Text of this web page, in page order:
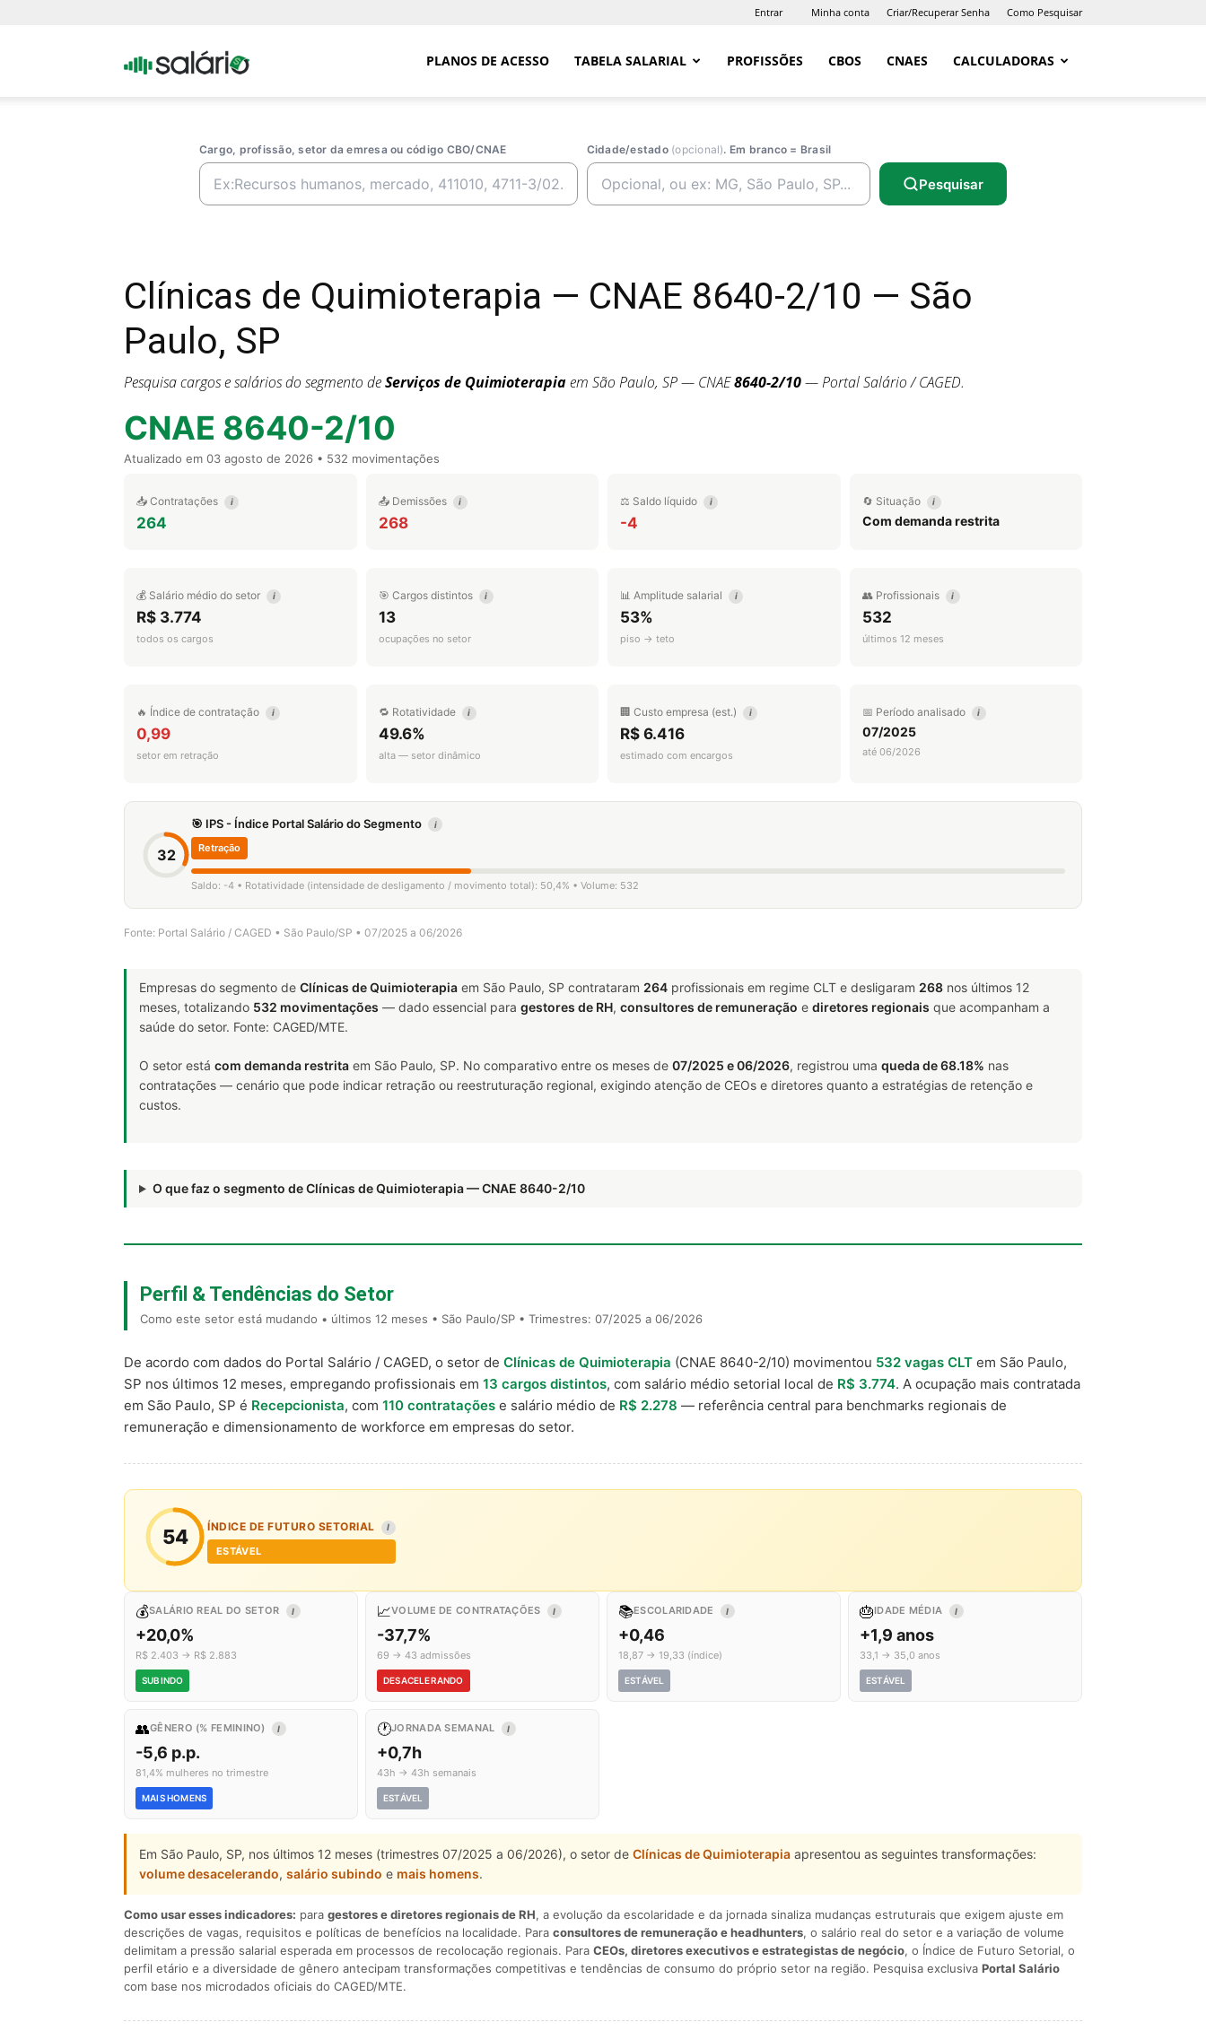
Entrar Minha conta Criar/Recuperar Senha Como Pesquisar
Portal PLANOS DE ACESSO TABELA SALARIAL PROFISSÕES CBOS CNAES CALCULADORAS
Cargo, profissão, setor da emresa ou código CBO/CNAE Cidade/estado (opcional). Em branco = Brasil
Pesquisar
Clínicas de Quimioterapia — CNAE 8640-2/10 — São
Paulo, SP
Pesquisa cargos e salários do segmento deServiços de Quimioterapiaem São Paulo, SP — CNAE8640-2/10— Portal Salário / CAGED.
CNAE 8640-2/10
Atualizado em 03 agosto de 2026 • 532 movimentações
📥 Contratações i
264
📤 Demissões i
268
⚖️ Saldo líquido i
-4
🔄 Situação i
Com demanda restrita
💰 Salário médio do setor i
R$ 3.774
todos os cargos
🎯 Cargos distintos i
13
ocupações no setor
📊 Amplitude salarial i
53%
piso → teto
👥 Profissionais i
532
últimos 12 meses
🔥 Índice de contratação i
0,99
setor em retração
🔁 Rotatividade i
49.6%
alta — setor dinâmico
🏢 Custo empresa (est.) i
R$ 6.416
estimado com encargos
📅 Período analisado i
07/2025
até 06/2026
32
🎯 IPS - Índice Portal Salário do Segmento i
Retração
Saldo: -4 • Rotatividade (intensidade de desligamento / movimento total): 50,4% • Volume: 532
Fonte: Portal Salário / CAGED • São Paulo/SP • 07/2025 a 06/2026
Empresas do segmento de Clínicas de Quimioterapia em São Paulo, SP contrataram 264 profissionais em regime CLT e desligaram 268 nos últimos 12
meses, totalizando 532 movimentações — dado essencial para gestores de RH, consultores de remuneração e diretores regionais que acompanham a
saúde do setor. Fonte: CAGED/MTE.
O setor está com demanda restrita em São Paulo, SP. No comparativo entre os meses de 07/2025 e 06/2026, registrou uma queda de 68.18% nas
contratações — cenário que pode indicar retração ou reestruturação regional, exigindo atenção de CEOs e diretores quanto a estratégias de retenção e
custos.
O que faz o segmento de Clínicas de Quimioterapia — CNAE 8640-2/10
Perfil & Tendências do Setor
Como este setor está mudando • últimos 12 meses • São Paulo/SP • Trimestres: 07/2025 a 06/2026
De acordo com dados do Portal Salário / CAGED, o setor de Clínicas de Quimioterapia (CNAE 8640-2/10) movimentou 532 vagas CLT em São Paulo,
SP nos últimos 12 meses, empregando profissionais em 13 cargos distintos, com salário médio setorial local de R$ 3.774. A ocupação mais contratada
em São Paulo, SP é Recepcionista, com 110 contratações e salário médio de R$ 2.278 — referência central para benchmarks regionais de
remuneração e dimensionamento de workforce em empresas do setor.
54 ÍNDICE DE FUTURO SETORIAL I
ESTÁVEL
💰SALÁRIO REAL DO SETOR I
+20,0%
R$ 2.403 → R$ 2.883
SUBINDO
📈VOLUME DE CONTRATAÇÕES I
-37,7%
69 → 43 admissões
DESACELERANDO
📚ESCOLARIDADE I
+0,46
18,87 → 19,33 (índice)
ESTÁVEL
🎂IDADE MÉDIA I
+1,9 anos
33,1 → 35,0 anos
ESTÁVEL
👥GÊNERO (% FEMININO) I
-5,6 p.p.
81,4% mulheres no trimestre
MAIS HOMENS
🕐JORNADA SEMANAL I
+0,7h
43h → 43h semanais
ESTÁVEL
Em São Paulo, SP, nos últimos 12 meses (trimestres 07/2025 a 06/2026), o setor de Clínicas de Quimioterapia apresentou as seguintes transformações:
volume desacelerando, salário subindo e mais homens.
Como usar esses indicadores: para gestores e diretores regionais de RH, a evolução da escolaridade e da jornada sinaliza mudanças estruturais que exigem ajuste em
descrições de vagas, requisitos e políticas de benefícios na localidade. Para consultores de remuneração e headhunters, o salário real do setor e a variação de volume
delimitam a pressão salarial esperada em processos de recolocação regionais. Para CEOs, diretores executivos e estrategistas de negócio, o Índice de Futuro Setorial, o
perfil etário e a diversidade de gênero antecipam transformações competitivas e tendências de consumo do próprio setor na região. Pesquisa exclusiva Portal Salário
com base nos microdados oficiais do CAGED/MTE.